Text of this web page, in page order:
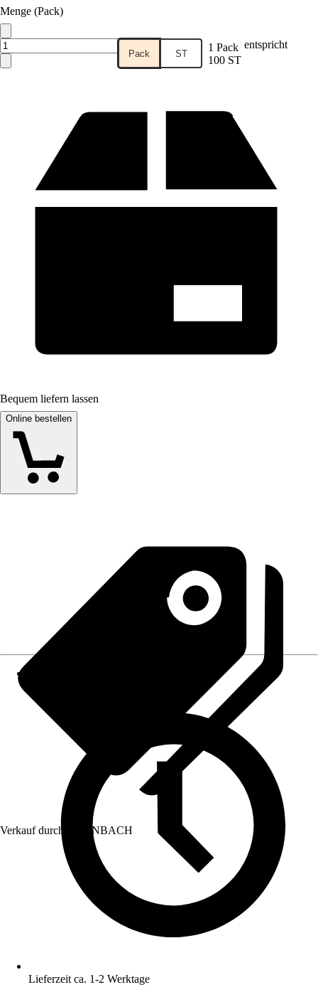
Menge (Pack)
Pack ST 1 Pack entspricht
100 ST
Bequem liefern lassen
Online bestellen
Verkauf durch: HORNBACH
Lieferzeit ca. 1-2 Werktage